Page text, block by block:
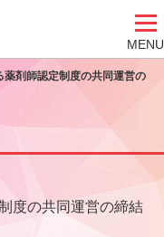
MENU
薬剤師認定制度の共同運営の
度の共同運営の締結